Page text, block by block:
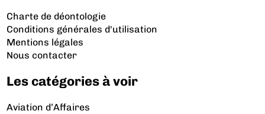
Charte de déontologie
Conditions générales d'utilisation
Mentions légales
Nous contacter
Les catégories à voir
Aviation d’Affaires